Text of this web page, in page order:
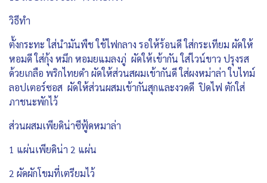
วิธีทำ
ตั้งกระทะ ใส่นำมันพืช ใช้ไฟกลาง รอให้ร้อนดี ใส่กระเทียม ผัดให้
หอมดี ใส่กุ้ง หมึก หอมยแมลงภู่ ผัดให้เข้ากัน ใส่ไวน์ขาว ปรุงรส
ด้วยเกลือ พริกไทยดำ ผัดให้ส่วนสผมเข้ากันดี ใส่ผงหม่าล่า ใบไทม์
ลอปเตอร์ซอส ผัดให้ส่วนผสมเข้ากันสุกและงวดดี ปิดไฟ ตักใส่
ภาชนะพักไว้
ส่วนผสมเพียดิน่าซีฟู้ดหมาล่า
1 แผ่นเพียดิน่า 2 แผ่น
2 ผัดผักโขมที่เตรียมไว้